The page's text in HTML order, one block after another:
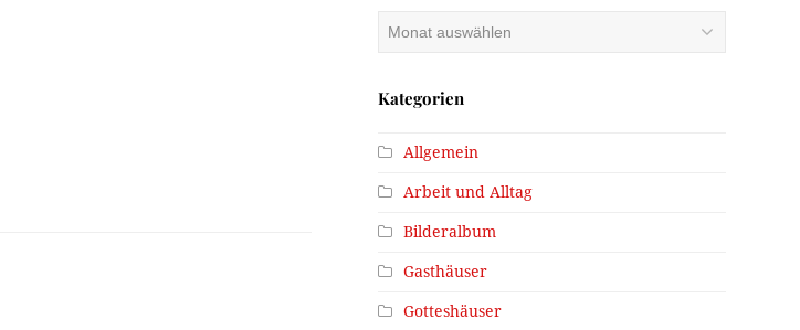
Kategorien
Allgemein
Arbeit und Alltag
Bilderalbum
Gasthäuser
Gotteshäuser